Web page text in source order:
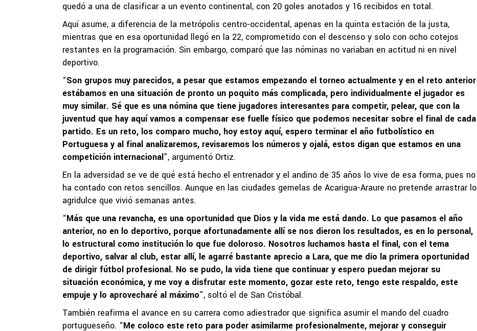
quedó a una de clasificar a un evento continental, con 20 goles anotados y 16 recibidos en total.
Aquí asume, a diferencia de la metrópolis centro-occidental, apenas en la quinta estación de la justa,
mientras que en esa oportunidad llegó en la 22, comprometido con el descenso y solo con ocho cotejos
restantes en la programación. Sin embargo, comparó que las nóminas no variaban en actitud ni en nivel
deportivo.
“Son grupos muy parecidos, a pesar que estamos empezando el torneo actualmente y en el reto anterior
estábamos en una situación de pronto un poquito más complicada, pero individualmente el jugador es
muy similar. Sé que es una nómina que tiene jugadores interesantes para competir, pelear, que con la
juventud que hay aquí vamos a compensar ese fuelle físico que podemos necesitar sobre el final de cada
partido. Es un reto, los comparo mucho, hoy estoy aquí, espero terminar el año futbolístico en
Portuguesa y al final analizaremos, revisaremos los números y ojalá, estos digan que estamos en una
competición internacional”, argumentó Ortiz.
En la adversidad se ve de qué está hecho el entrenador y el andino de 35 años lo vive de esa forma, pues no
ha contado con retos sencillos. Aunque en las ciudades gemelas de Acarigua-Araure no pretende arrastrar lo
agridulce que vivió semanas antes.
“Más que una revancha, es una oportunidad que Dios y la vida me está dando. Lo que pasamos el año
anterior, no en lo deportivo, porque afortunadamente allí se nos dieron los resultados, es en lo personal,
lo estructural como institución lo que fue doloroso. Nosotros luchamos hasta el final, con el tema
deportivo, salvar al club, estar allí, le agarré bastante aprecio a Lara, que me dio la primera oportunidad
de dirigir fútbol profesional. No se pudo, la vida tiene que continuar y espero puedan mejorar su
situación económica, y me voy a disfrutar este momento, gozar este reto, tengo este respaldo, este
empuje y lo aprovecharé al máximo”, soltó el de San Cristóbal.
También reafirma el avance en su carrera como adiestrador que significa asumir el mando del cuadro
portugueseño. “Me coloco este reto para poder asimilarme profesionalmente, mejorar y conseguir